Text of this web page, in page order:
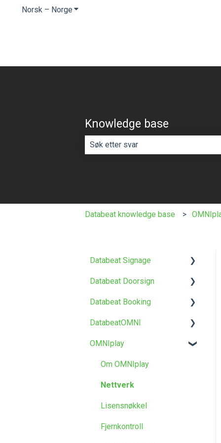
Norsk – Norge Vis undermeny for oversettelser
Knowledge base
Databeat knowledge base
Databeat Signage
Kom i gang
Media
Lokasjoner
Brukere
Skjerm Designer
Annet
Databeat Doorsign
Kom i gang
Oppsett og konfigurasjon
Databeat Overview
Maler og design
FAQ
Databeat Booking
Kom i gang
DatabeatOMNI
Om DatabeatOMNI
OMNIplayer
OMNIplay
Om OMNIplay
Nettverk
Lisensnøkkel
Fjernkontroll